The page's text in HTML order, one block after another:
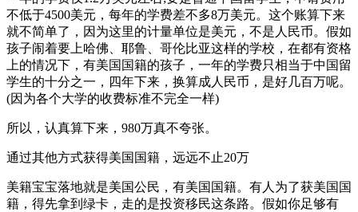
不低于4500美元，每年的学费差不多8万美元。这个账算下来
就不简单了，因为这里的计量单位是美元，不是人民币。假如
孩子闹着要上哈佛、耶鲁、哥伦比亚这样的学校，在都有资格
上的情况下，有美国国籍的孩子，一年的学费只相当于中国留
学生的十分之一，四年下来，换算成人民币，是好几百万呢。
(因为各个大学的收费标准不完全一样)
所以，认真算下来，980万真不夸张。
通过其他方式获得美国国籍，远远不止20万
美籍宝宝落地就是美国公民，有美国国籍。有人为了获美国国
籍，得先拿到绿卡，走的是投资移民这条路。假如你足够有